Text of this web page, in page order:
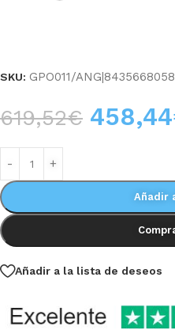
SKU: GPO011/
619,52€ 458,44
Añadir
Añadir a la lista de deseos